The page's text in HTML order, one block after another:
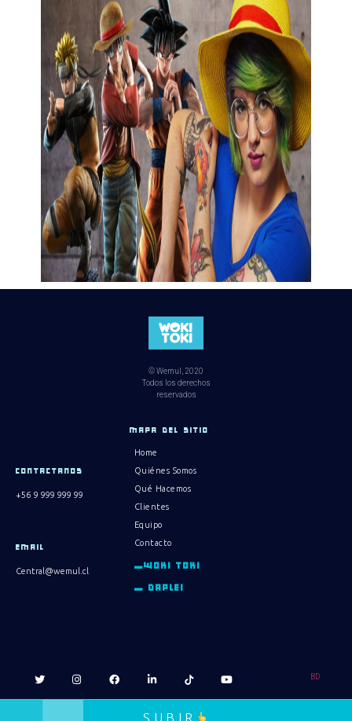
© Wemul, 2020
Todos los derechos
reservados
CONTACTANOS
+56 9 999 999 99
EMAIL
Central@wemul.cl
MAPA DEL SITIO
Home
Quiénes Somos
Qué Hacemos
Clientes
Equipo
Contacto
_WOKI TOKI
_ DAPLEI
BD
SUBIR